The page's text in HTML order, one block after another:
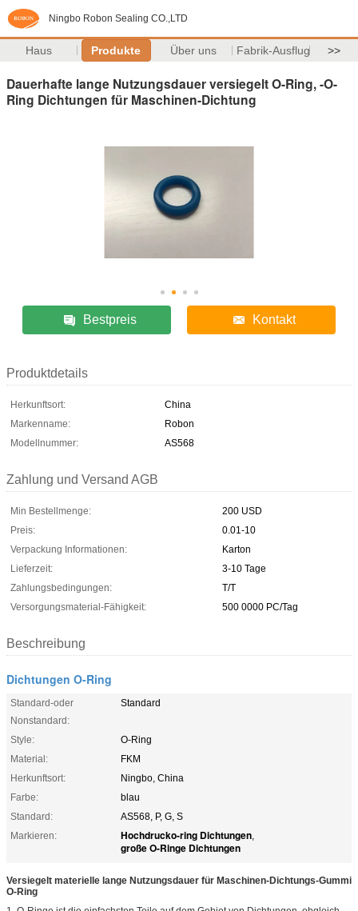
Ningbo Robon Sealing CO.,LTD
Haus Produkte Über uns Fabrik-Ausflug >>
Dauerhafte lange Nutzungsdauer versiegelt O-Ring, -O-
Ring Dichtungen für Maschinen-Dichtung
Bestpreis Kontakt
Produktdetails
Herkunftsort:
China
Markenname:
Robon
Modellnummer:
AS568
Zahlung und Versand AGB
Min Bestellmenge:
200 USD
Preis:
0.01-10
Verpackung Informationen:
Karton
Lieferzeit:
3-10 Tage
Zahlungsbedingungen:
T/T
Versorgungsmaterial-Fähigkeit:
500 0000 PC/Tag
Beschreibung
Dichtungen O-Ring
Standard-oder
Nonstandard:
Standard
Style:
O-Ring
Material:
FKM
Herkunftsort:
Ningbo, China
Farbe:
blau
Standard:
AS568, P, G, S
Markieren:
Hochdrucko-ring Dichtungen,
große O-Ringe Dichtungen
Versiegelt materielle lange Nutzungsdauer für Maschinen-Dichtungs-Gummi
O-Ring